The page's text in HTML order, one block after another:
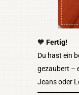
🧡 Fertig!
Du hast ein
gezaubert –
Jeans oder